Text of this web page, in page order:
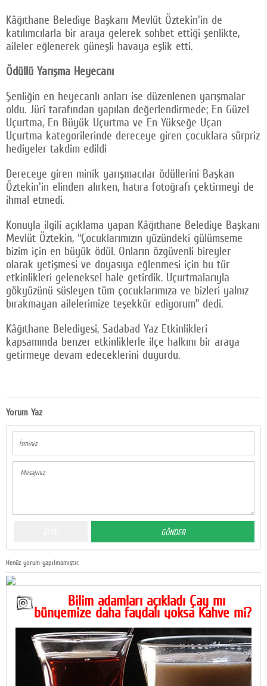
Kâğıthane Belediye Başkanı Mevlüt Öztekin'in de
katılımcılarla bir araya gelerek sohbet ettiği şenlikte,
aileler eğlenerek güneşli havaya eşlik etti.
Ödüllü Yarışma Heyecanı
Şenliğin en heyecanlı anları ise düzenlenen yarışmalar
oldu. Jüri tarafından yapılan değerlendirmede; En Güzel
Uçurtma, En Büyük Uçurtma ve En Yükseğe Uçan
Uçurtma kategorilerinde dereceye giren çocuklara sürpriz
hediyeler takdim edildi
Dereceye giren minik yarışmacılar ödüllerini Başkan
Öztekin'in elinden alırken, hatıra fotoğrafı çektirmeyi de
ihmal etmedi.
Konuyla ilgili açıklama yapan Kâğıthane Belediye Başkanı
Mevlüt Öztekin, “Çocuklarımızın yüzündeki gülümseme
bizim için en büyük ödül. Onların özgüvenli bireyler
olarak yetişmesi ve doyasıya eğlenmesi için bu tür
etkinlikleri geleneksel hale getirdik. Uçurtmalarıyla
gökyüzünü süsleyen tüm çocuklarımıza ve bizleri yalnız
bırakmayan ailelerimize teşekkür ediyorum” dedi.
Kâğıthane Belediyesi, Sadabad Yaz Etkinlikleri
kapsamında benzer etkinliklerle ilçe halkını bir araya
getirmeye devam edeceklerini duyurdu.
Yorum Yaz
Henüz yorum yapılmamıştır.
Bilim adamları açıkladı Çay mı
bünyemize daha faydalı yoksa Kahve mi?